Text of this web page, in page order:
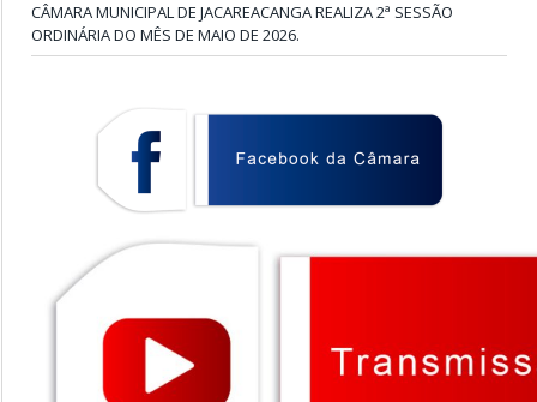
CÂMARA MUNICIPAL DE JACAREACANGA REALIZA 2ª SESSÃO
ORDINÁRIA DO MÊS DE MAIO DE 2026.